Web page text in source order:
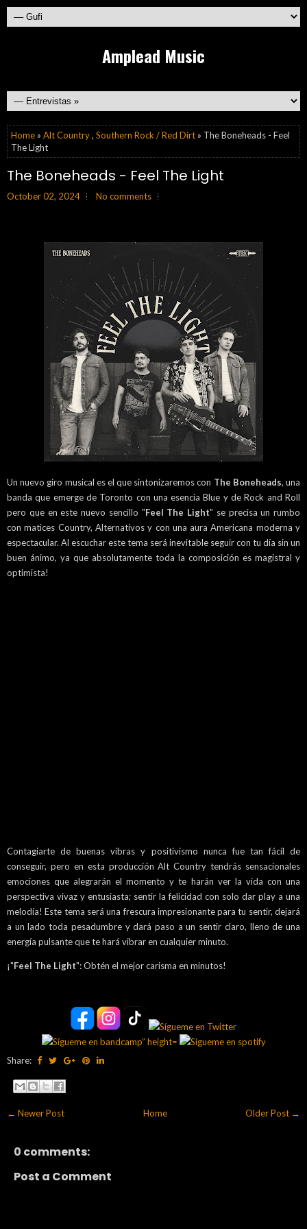
Amplead Music
Home » Alt Country, Southern Rock / Red Dirt » The Boneheads - Feel
The Light
The Boneheads - Feel The Light
October 02, 2024 No comments
Un nuevo giro musical es el que sintonizaremos con The Boneheads, una
banda que emerge de Toronto con una esencia Blue y de Rock and Roll
pero que en este nuevo sencillo "Feel The Light" se precisa un rumbo
con matices Country, Alternativos y con una aura Americana moderna y
espectacular. Al escuchar este tema será inevitable seguir con tu día sin un
buen ánimo, ya que absolutamente toda la composición es magistral y
optimista!
Contagiarte de buenas vibras y positivismo nunca fue tan fácil de
conseguir, pero en esta producción Alt Country tendrás sensacionales
emociones que alegrarán el momento y te harán ver la vida con una
perspectiva vivaz y entusiasta; sentir la felicidad con solo dar play a una
melodía! Este tema será una frescura impresionante para tu sentir, dejará
a un lado toda pesadumbre y dará paso a un sentir claro, lleno de una
energía pulsante que te hará vibrar en cualquier minuto.
¡"Feel The Light": Obtén el mejor carisma en minutos!
Share:
← Newer Post Older Post →
Home
0 comments:
Post a Comment